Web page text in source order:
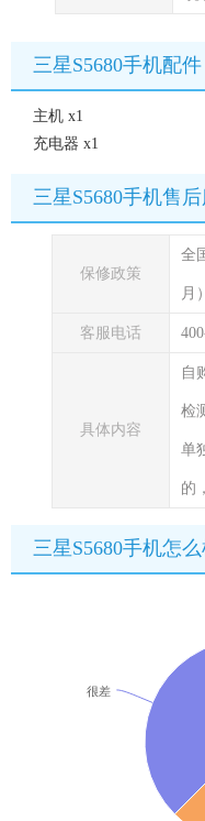
三星S5680手机配件
主机 x1
充电器 x1
三星S5680手机售
保修政策
全
月）
客服电话
具体内容
自
检
单
的
三星S5680手机怎么
很差